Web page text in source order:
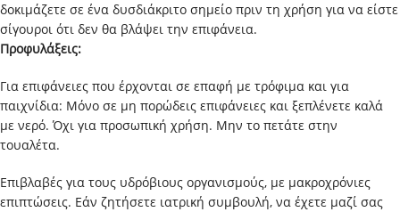
δοκιμάζετε σε ένα δυσδιάκριτο σημείο πριν τη χρήση για να είστε
σίγουροι ότι δεν θα βλάψει την επιφάνεια.
Προφυλάξεις:
Για επιφάνειες που έρχονται σε επαφή με τρόφιμα και για
παιχνίδια: Μόνο σε μη πορώδεις επιφάνειες και ξεπλένετε καλά
με νερό. Όχι για προσωπική χρήση. Μην το πετάτε στην
τουαλέτα.
Επιβλαβές για τους υδρόβιους οργανισμούς, με μακροχρόνιες
επιπτώσεις. Εάν ζητήσετε ιατρική συμβουλή, να έχετε μαζί σας